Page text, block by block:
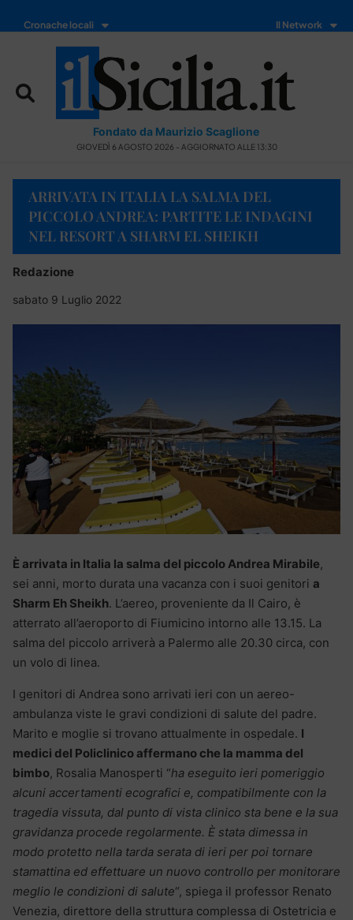
Cronache locali Il Network
Fondato da Maurizio Scaglione
GIOVEDÌ 6 AGOSTO 2026 - AGGIORNATO ALLE 13:30
ARRIVATA IN ITALIA LA SALMA DEL
PICCOLO ANDREA: PARTITE LE INDAGINI
NEL RESORT A SHARM EL SHEIKH
Redazione
sabato 9 Luglio 2022
È arrivata in Italia la salma del piccolo Andrea Mirabile,
sei anni, morto durata una vacanza con i suoi genitori a
Sharm Eh Sheikh. L’aereo, proveniente da Il Cairo, è
atterrato all’aeroporto di Fiumicino intorno alle 13.15. La
salma del piccolo arriverà a Palermo alle 20.30 circa, con
un volo di linea.
I genitori di Andrea sono arrivati ieri con un aereo-
ambulanza viste le gravi condizioni di salute del padre.
Marito e moglie si trovano attualmente in ospedale. I
medici del Policlinico affermano che la mamma del
bimbo, Rosalia Manosperti “ha eseguito ieri pomeriggio
alcuni accertamenti ecografici e, compatibilmente con la
tragedia vissuta, dal punto di vista clinico sta bene e la sua
gravidanza procede regolarmente. È stata dimessa in
modo protetto nella tarda serata di ieri per poi tornare
stamattina ed effettuare un nuovo controllo per monitorare
meglio le condizioni di salute“, spiega il professor Renato
Venezia, direttore della struttura complessa di Ostetricia e